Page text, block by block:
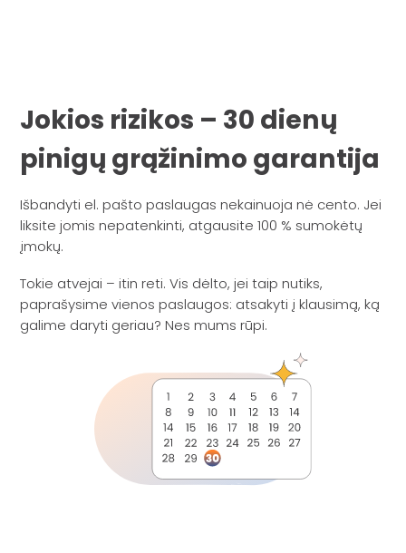
Jokios rizikos – 30 dienų
pinigų grąžinimo garantija
Išbandyti el. pašto paslaugas nekainuoja nė cento. Jei
liksite jomis nepatenkinti, atgausite 100 % sumokėtų
įmokų.
Tokie atvejai – itin reti. Vis dėlto, jei taip nutiks,
paprašysime vienos paslaugos: atsakyti į klausimą, ką
galime daryti geriau? Nes mums rūpi.